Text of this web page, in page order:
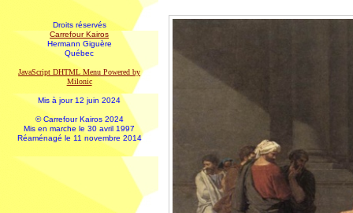
Droits réservés
Carrefour Kairos
Hermann Giguère
Québec
JavaScript DHTML Menu Powered by
Milonic
Mis à jour 12 juin 2024
© Carrefour Kairos 2024
Mis en marche le 30 avril 1997
Réaménagé le 11 novembre 2014